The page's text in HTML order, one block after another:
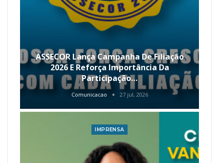
ASSECOR Lança Campanha De Filiação
2026 E Reforça Importância Da
Participação…
Comunicacao 27 jul, 2026
IMPRENSA